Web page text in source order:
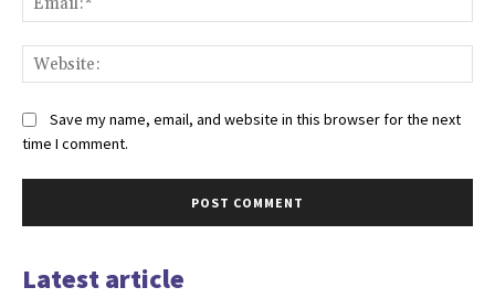
Save my name, email, and website in this browser for the next
time I comment.
Latest article